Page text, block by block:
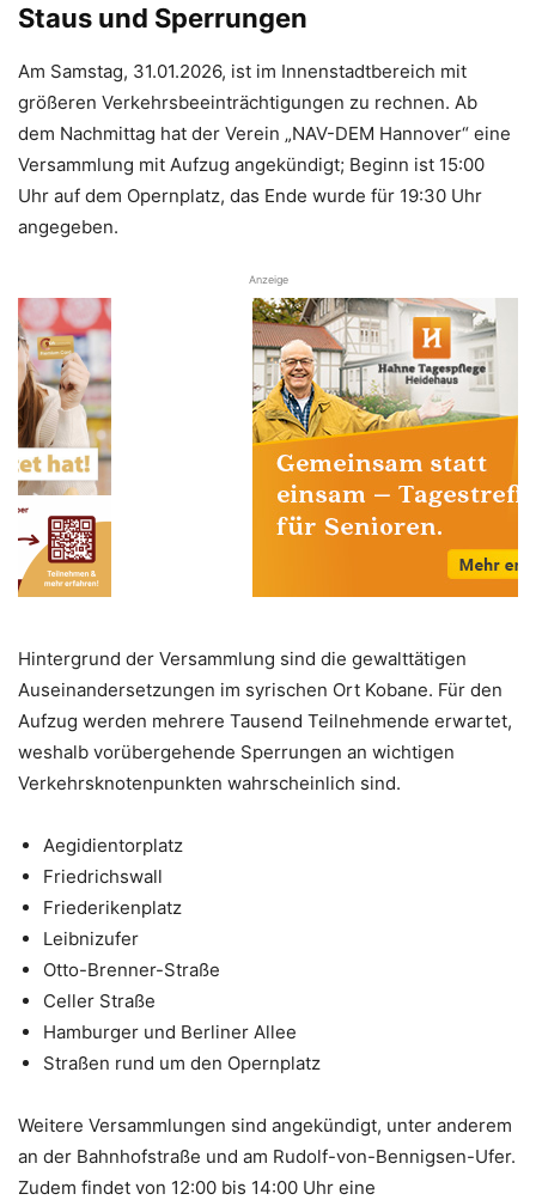
Staus und Sperrungen
Am Samstag, 31.01.2026, ist im Innenstadtbereich mit
größeren Verkehrsbeeinträchtigungen zu rechnen. Ab
dem Nachmittag hat der Verein „NAV-DEM Hannover“ eine
Versammlung mit Aufzug angekündigt; Beginn ist 15:00
Uhr auf dem Opernplatz, das Ende wurde für 19:30 Uhr
angegeben.
Anzeige
Hintergrund der Versammlung sind die gewalttätigen
Auseinandersetzungen im syrischen Ort Kobane. Für den
Aufzug werden mehrere Tausend Teilnehmende erwartet,
weshalb vorübergehende Sperrungen an wichtigen
Verkehrsknotenpunkten wahrscheinlich sind.
Aegidientorplatz
Friedrichswall
Friederikenplatz
Leibnizufer
Otto-Brenner-Straße
Celler Straße
Hamburger und Berliner Allee
Straßen rund um den Opernplatz
Weitere Versammlungen sind angekündigt, unter anderem
an der Bahnhofstraße und am Rudolf-von-Bennigsen-Ufer.
Zudem findet von 12:00 bis 14:00 Uhr eine